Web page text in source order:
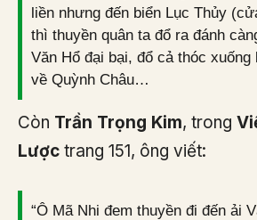
liền nhưng đến biển Lục Thủy
thì thuyền quân ta đổ ra đánh
Văn Hổ đại bại, đổ cả thóc xuống
về Quỳnh Châu…
Còn Trần Trọng Kim, trong
Lược trang 151, ông viết:
“Ô Mã Nhi đem thuyền đi đến ải